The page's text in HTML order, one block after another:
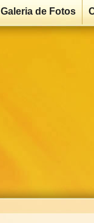
Galeria de Fotos